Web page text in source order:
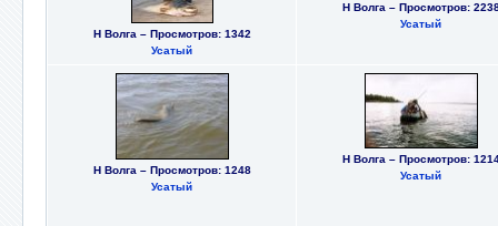
Н Волга – Просмотров: 1342
Усатый
Н Волга – Просмотров:
Усатый
Н Волга – Просмотров: 1248
Усатый
Н Волга – Просмотров:
Усатый